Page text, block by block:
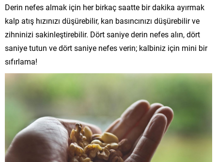
Derin nefes almak için her birkaç saatte bir dakika ayırmak
kalp atış hızınızı düşürebilir, kan basıncınızı düşürebilir ve
zihninizi sakinleştirebilir. Dört saniye derin nefes alın, dört
saniye tutun ve dört saniye nefes verin; kalbiniz için mini bir
sıfırlama!